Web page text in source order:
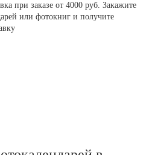
при заказе от 4000 руб. Закажите
или фотокниг и получите